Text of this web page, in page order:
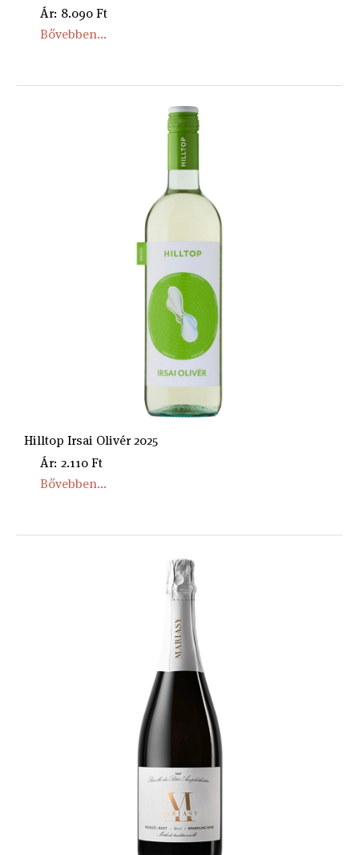
Ár: 8.090 Ft
Bővebben...
Hilltop Irsai Olivér 2025
Ár: 2.110 Ft
Bővebben...